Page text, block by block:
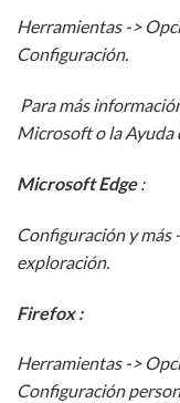
Herramientas ->
Configuración.
Para más
Microsoft o la Ayuda
Microsoft Edge:
Configuración y más
exploración.
Firefox :
Herramientas ->
Configuración